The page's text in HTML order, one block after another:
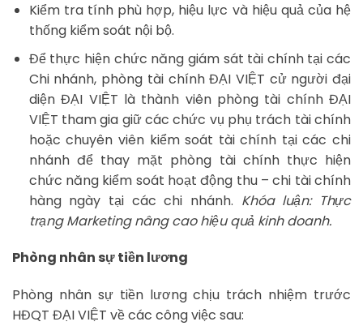
Kiểm tra tính phù hợp, hiệu lực và hiệu quả của hệ
thống kiểm soát nội bộ.
Để thực hiện chức năng giám sát tài chính tại các
Chi nhánh, phòng tài chính ĐẠI VIỆT cử người đại
diện ĐẠI VIỆT là thành viên phòng tài chính ĐẠI
VIỆT tham gia giữ các chức vụ phụ trách tài chính
hoặc chuyên viên kiểm soát tài chính tại các chi
nhánh để thay mặt phòng tài chính thực hiện
chức năng kiểm soát hoạt động thu – chi tài chính
hàng ngày tại các chi nhánh. Khóa luận: Thực
trạng Marketing nâng cao hiệu quả kinh doanh.
Phòng nhân sự tiền lương
Phòng nhân sự tiền lương chịu trách nhiệm trước
HĐQT ĐẠI VIỆT về các công việc sau: